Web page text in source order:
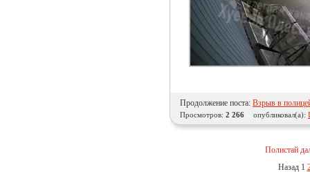
Продолжение поста: Взрыв в
Просмотров: 2 266 опубликовал(а):
Полистай
Назад 1